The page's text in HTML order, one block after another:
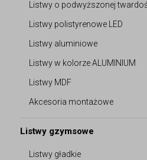
Listwy o podwyższonej
Listwy polistyrenowe LED
Listwy aluminiowe
Listwy w kolorze ALUMINIUM
Listwy MDF
Akcesoria montażowe
Listwy gzymsowe
Listwy gładkie